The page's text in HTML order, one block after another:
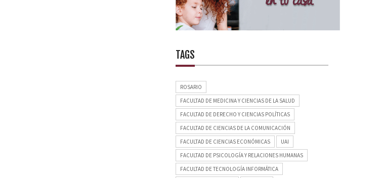
TAGS
ROSARIO
FACULTAD DE MEDICINA Y CIENCIAS DE LA SALUD
FACULTAD DE DERECHO Y CIENCIAS POLÍTICAS
FACULTAD DE CIENCIAS DE LA COMUNICACIÓN
FACULTAD DE CIENCIAS ECONÓMICAS
UAI
FACULTAD DE PSICOLOGÍA Y RELACIONES HUMANAS
FACULTAD DE TECNOLOGÍA INFORMÁTICA